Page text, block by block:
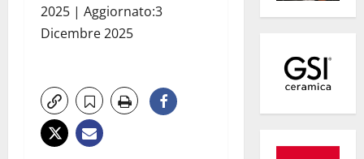
2025 | Aggiornato:3
Dicembre 2025